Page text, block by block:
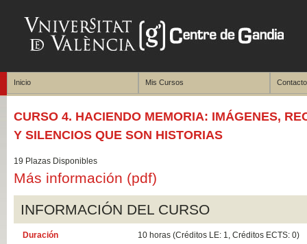
Inicio Mis Cursos Contacto
CURSO 4. HACIENDO MEMORIA: IMÁGENES,
Y SILENCIOS QUE SON HISTORIAS
19 Plazas Disponibles
Más información (pdf)
INFORMACIÓN DEL CURSO
Duración
10 horas (Créditos LE: 1, Créditos ECTS: 0)